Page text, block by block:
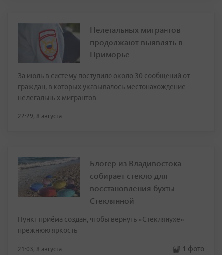
Нелегальных мигрантов
продолжают выявлять в
Приморье
За июль в систему поступило около 30 сообщений от
граждан, в которых указывалось местонахождение
нелегальных мигрантов
22:29, 8 августа
Блогер из Владивостока
собирает стекло для
восстановления бухты
Стеклянной
Пункт приёма создан, чтобы вернуть «Стеклянухе»
прежнюю яркость
21:03, 8 августа 1 фото